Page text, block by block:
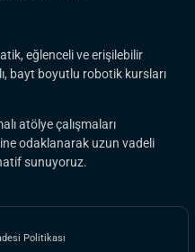
eğlenceli ve erişilebilir
bayt boyutlu robotik kursları
atölye çalışmaları
odaklanarak uzun vadeli
sunuyoruz.
Politikası